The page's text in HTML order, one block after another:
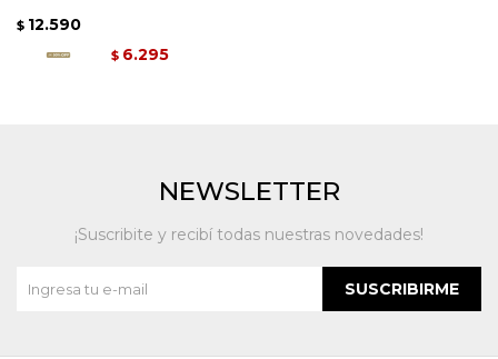
$ 12.590
$ 6.295
NEWSLETTER
¡Suscribite y recibí todas nuestras novedades!
SUSCRIBIRME